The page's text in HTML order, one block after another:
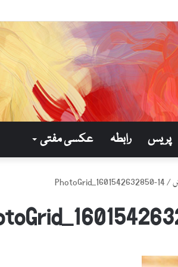
پریس رابطہ عکسی مفتی
/
PhotoGrid_1601542632850-14